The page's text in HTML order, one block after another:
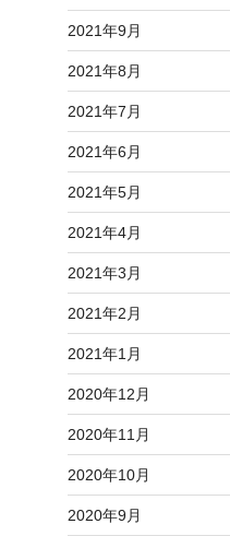
2021年9月
2021年8月
2021年7月
2021年6月
2021年5月
2021年4月
2021年3月
2021年2月
2021年1月
2020年12月
2020年11月
2020年10月
2020年9月